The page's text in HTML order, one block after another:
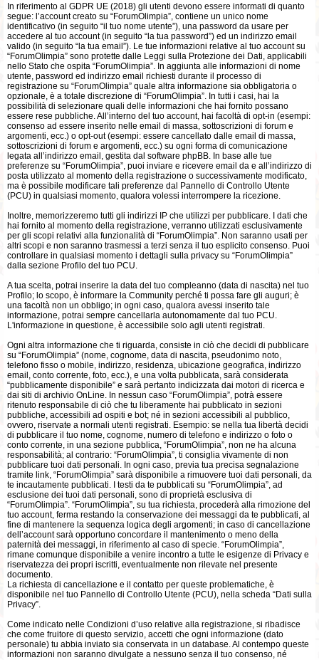
In riferimento al GDPR UE (2018) gli utenti devono essere informati di quanto
segue: l’account creato su “ForumOlimpia”, contiene un unico nome
identificativo (in seguito “il tuo nome utente”), una password da usare per
accedere al tuo account (in seguito “la tua password”) ed un indirizzo email
valido (in seguito “la tua email”). Le tue informazioni relative al tuo account su
“ForumOlimpia” sono protette dalle Leggi sulla Protezione dei Dati, applicabili
nello Stato che ospita “ForumOlimpia”. In aggiunta alle informazioni di nome
utente, password ed indirizzo email richiesti durante il processo di
registrazione su “ForumOlimpia” quale altra informazione sia obbligatoria o
opzionale, è a totale discrezione di “ForumOlimpia”. In tutti i casi, hai la
possibilità di selezionare quali delle informazioni che hai fornito possano
essere rese pubbliche. All’interno del tuo account, hai facoltà di opt-in (esempi:
consenso ad essere inserito nelle email di massa, sottoscrizioni di forum e
argomenti, ecc.) o opt-out (esempi: essere cancellato dalle email di massa,
sottoscrizioni di forum e argomenti, ecc.) su ogni forma di comunicazione
legata all’indirizzo email, gestita dal software phpBB. In base alle tue
preferenze su “ForumOlimpia”, puoi inviare e ricevere email da e all’indirizzo di
posta utilizzato al momento della registrazione o successivamente modificato,
ma è possibile modificare tali preferenze dal Pannello di Controllo Utente
(PCU) in qualsiasi momento, qualora volessi interrompere la ricezione.
Inoltre, memorizzeremo tutti gli indirizzi IP che utilizzi per pubblicare. I dati che
hai fornito al momento della registrazione, verranno utilizzati esclusivamente
per gli scopi relativi alla funzionalità di “ForumOlimpia”. Non saranno usati per
altri scopi e non saranno trasmessi a terzi senza il tuo esplicito consenso. Puoi
controllare in qualsiasi momento i dettagli sulla privacy su “ForumOlimpia”
dalla sezione Profilo del tuo PCU.
A tua scelta, potrai inserire la data del tuo compleanno (data di nascita) nel tuo
Profilo; lo scopo, è informare la Community perché ti possa fare gli auguri; è
una facoltà non un obbligo; in ogni caso, qualora avessi inserito tale
informazione, potrai sempre cancellarla autonomamente dal tuo PCU.
L'informazione in questione, è accessibile solo agli utenti registrati.
Ogni altra informazione che ti riguarda, consiste in ciò che decidi di pubblicare
su “ForumOlimpia” (nome, cognome, data di nascita, pseudonimo noto,
telefono fisso o mobile, indirizzo, residenza, ubicazione geografica, indirizzo
email, conto corrente, foto, ecc.), e una volta pubblicata, sarà considerata
“pubblicamente disponibile” e sarà pertanto indicizzata dai motori di ricerca e
dai siti di archivio OnLine. In nessun caso “ForumOlimpia”, potrà essere
ritenuto responsabile di ciò che tu liberamente hai pubblicato in sezioni
pubbliche, accessibili ad ospiti e bot; né in sezioni accessibili al pubblico,
ovvero, riservate a normali utenti registrati. Esempio: se nella tua libertà decidi
di pubblicare il tuo nome, cognome, numero di telefono e indirizzo o foto o
conto corrente, in una sezione pubblica, “ForumOlimpia”, non ne ha alcuna
responsabilità; al contrario: “ForumOlimpia”, ti consiglia vivamente di non
pubblicare tuoi dati personali. In ogni caso, previa tua precisa segnalazione
tramite link, “ForumOlimpia” sarà disponibile a rimuovere tuoi dati personali, da
te incautamente pubblicati. I testi da te pubblicati su “ForumOlimpia”, ad
esclusione dei tuoi dati personali, sono di proprietà esclusiva di
“ForumOlimpia”. “ForumOlimpia”, su tua richiesta, procederà alla rimozione del
tuo account, ferma restando la conservazione dei messaggi da te pubblicati, al
fine di mantenere la sequenza logica degli argomenti; in caso di cancellazione
dell’account sarà opportuno concordare il mantenimento o meno della
paternità dei messaggi, in riferimento al caso di specie. “ForumOlimpia”,
rimane comunque disponibile a venire incontro a tutte le esigenze di Privacy e
riservatezza dei propri iscritti, eventualmente non rilevate nel presente
documento.
La richiesta di cancellazione e il contatto per queste problematiche, è
disponibile nel tuo Pannello di Controllo Utente (PCU), nella scheda “Dati sulla
Privacy”.
Come indicato nelle Condizioni d’uso relative alla registrazione, si ribadisce
che come fruitore di questo servizio, accetti che ogni informazione (dato
personale) tu abbia inviato sia conservata in un database. Al contempo queste
informazioni non saranno divulgate a nessuno senza il tuo consenso, né